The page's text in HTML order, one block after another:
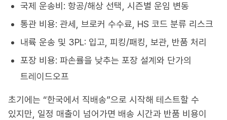
국제 운송비: 항공/해상 선택, 시즌별 운임 변동
통관 비용: 관세, 브로커 수수료, HS 코드 분류 리스크
내륙 운송 및 3PL: 입고, 피킹/패킹, 보관, 반품 처리
포장 비용: 파손률을 낮추는 포장 설계와 단가의
트레이드오프
초기에는 “한국에서 직배송”으로 시작해 테스트할 수
있지만, 일정 매출이 넘어가면 배송 시간과 반품 비용이